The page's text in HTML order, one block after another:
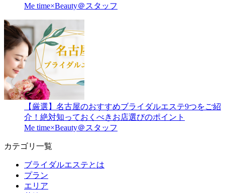
Me time×Beauty＠スタッフ
【厳選】名古屋のおすすめブライダルエステ9つをご紹
介！絶対知っておくべきお店選びのポイント
Me time×Beauty＠スタッフ
カテゴリ一覧
ブライダルエステとは
プラン
エリア